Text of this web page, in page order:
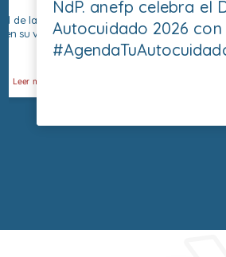
Día
2026
NdP. anefp impulsa la
del Día Mundial del